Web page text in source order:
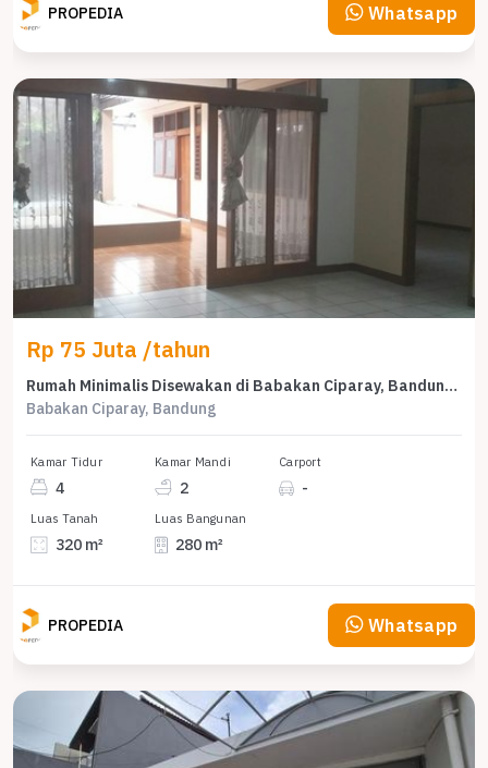
PROPEDIA Whatsapp
Rp 75 Juta /tahun
Rumah Minimalis Disewakan di Babakan Ciparay, Bandung, Harga Ekonomis
Babakan Ciparay, Bandung
Kamar Tidur
4
Kamar Mandi
2
Carport
-
Luas Tanah
320 m²
Luas Bangunan
280 m²
PROPEDIA Whatsapp